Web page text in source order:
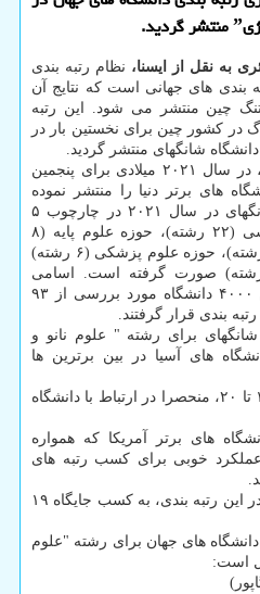
به نقل از ایسنا، نظام رتبه بندی
بندی های جهانی است که نتایج آن
چین منتشر می ­شود. این رتبه
در کشور چین برای نخستین بار در
نظام رتبه بندی شانگهای اخیرا، در سال ۲۰۲۱ میلادی برای پنجمین
های برتر دنیا را منتشر نموده
است. رتبه بندی موضوعی شانگهای در سال ۲۰۲۱ در چارچوب ۵
حوزه کلی شامل حوزه مهندسی (۲۲ رشته)، حوزه علوم پایه (۸
رشته)، حوزه علوم زیستی (۴ رشته)، حوزه علوم پزشکی (۶ رشته)
حوزه علوم اجتماعی (۱۴ رشته) صورت گرفته است. اسامی
بیشتر از ۱۸۰۰ دانشگاه از بین ۴۰۰۰ دانشگاه مورد بررسی از ۹۳
بندی قرار گرفتند.
برای رشته " علوم نانو و
های آسیا در بین برترین ها
به نحوی که خیلی از رتبه های ۱ تا ۲۰، منحصرا در ارتباط با دانشگاه
های برتر آمریکا که همواره
عملکرد خوبی برای کسب رتبه های
دانشگاه کمبریج (انگلیسی) هم در این رتبه بندی، به کسب جایگاه ۱۹
بر این اساس، رتبه بندی ۲۰۲۱ دانشگاه های جهان برای رشته "علوم
است: